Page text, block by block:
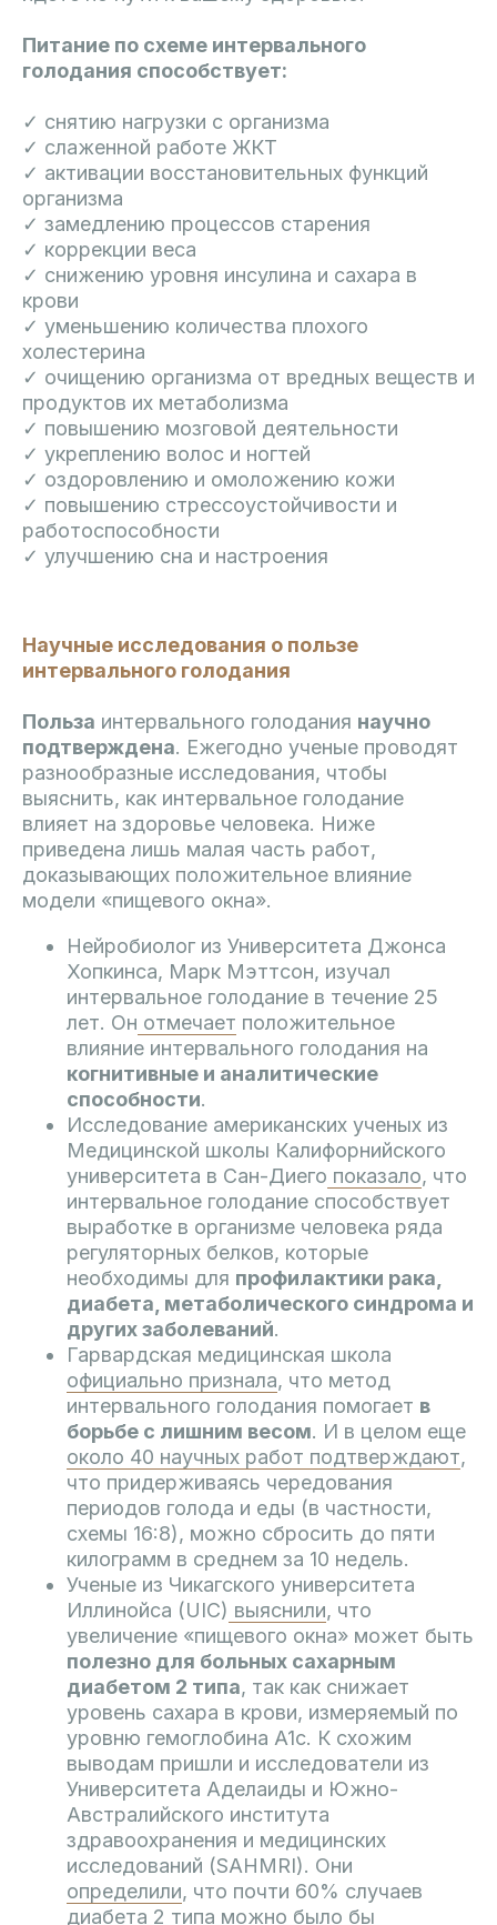
Питание по схеме интервального
голодания способствует:
✓ снятию нагрузки с организма
✓ слаженной работе ЖКТ
✓ активации восстановительных функций
организма
✓ замедлению процессов старения
✓ коррекции веса
✓ снижению уровня инсулина и сахара в
крови
✓ уменьшению количества плохого
холестерина
✓ очищению организма от вредных веществ и
продуктов их метаболизма
✓ повышению мозговой деятельности
✓ укреплению волос и ногтей
✓ оздоровлению и омоложению кожи
✓ повышению стрессоустойчивости и
работоспособности
✓ улучшению сна и настроения
Научные исследования о пользе
интервального голодания
Польза интервального голодания научно
подтверждена. Ежегодно ученые проводят
разнообразные исследования, чтобы
выяснить, как интервальное голодание
влияет на здоровье человека. Ниже
приведена лишь малая часть работ,
доказывающих положительное влияние
модели «пищевого окна».
Нейробиолог из Университета Джонса
Хопкинса, Марк Мэттсон, изучал
интервальное голодание в течение 25
лет. Он отмечает положительное
влияние интервального голодания на
когнитивные и аналитические
способности.
Исследование американских ученых из
Медицинской школы Калифорнийского
университета в Сан-Диего показало, что
интервальное голодание способствует
выработке в организме человека ряда
регуляторных белков, которые
необходимы для профилактики рака,
диабета, метаболического синдрома и
других заболеваний.
Гарвардская медицинская школа
официально признала, что метод
интервального голодания помогает в
борьбе с лишним весом. И в целом еще
около 40 научных работ подтверждают,
что придерживаясь чередования
периодов голода и еды (в частности,
схемы 16:8), можно сбросить до пяти
килограмм в среднем за 10 недель.
Ученые из Чикагского университета
Иллинойса (UIC) выяснили, что
увеличение «пищевого окна» может быть
полезно для больных сахарным
диабетом 2 типа, так как снижает
уровень сахара в крови, измеряемый по
уровню гемоглобина A1c. К схожим
выводам пришли и исследователи из
Университета Аделаиды и Южно-
Австралийского института
здравоохранения и медицинских
исследований (SAHMRI). Они
определили, что почти 60% случаев
диабета 2 типа можно было бы